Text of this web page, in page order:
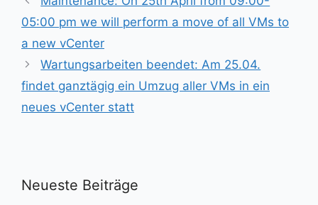
05:00 pm we will perform a move of all VMs to
a new vCenter
Wartungsarbeiten beendet: Am 25.04.
findet ganztägig ein Umzug aller VMs in ein
neues vCenter statt
Neueste Beiträge